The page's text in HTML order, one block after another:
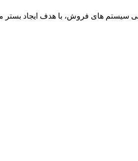
سیستم های فروش، با هدف ایجاد